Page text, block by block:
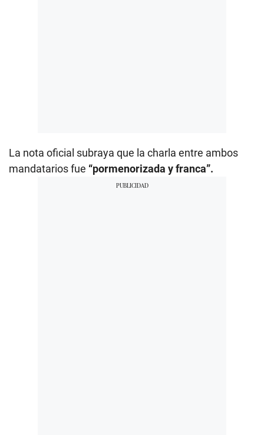
La nota oficial subraya que la charla entre ambos
mandatarios fue “pormenorizada y franca”.